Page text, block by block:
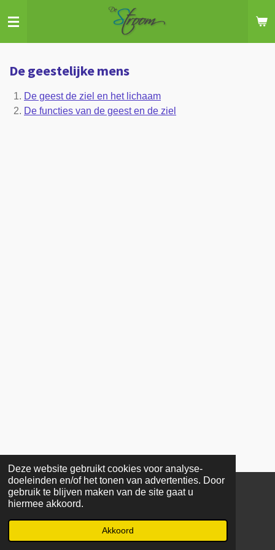
Deze website gebruikt cookies voor analyse-
doeleinden en/of het tonen van advertenties. Door
gebruik te blijven maken van de site gaat u
hiermee akkoord.
Akkoord
direct
naar
hoofdinhoud
De geestelijke mens
De geest de ziel en het lichaam
De functies van de geest en de ziel
COPYRIGHT © 2025 Stichting De Stroom. Alle rechten
toestemming is verboden.